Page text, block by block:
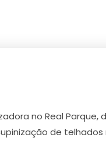
no Real Parque,
de